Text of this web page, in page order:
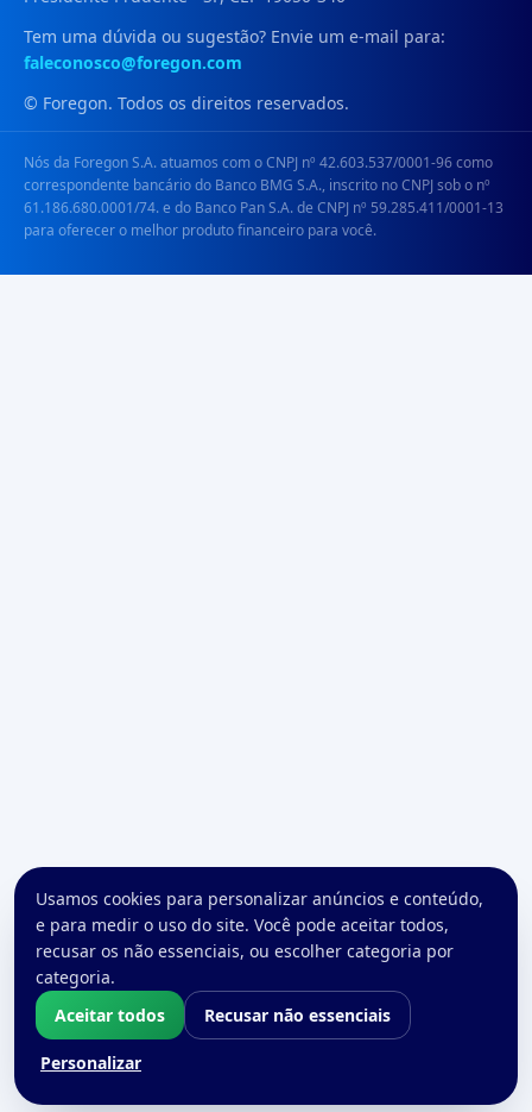
Tem uma dúvida ou sugestão? Envie um e-mail para:
faleconosco@foregon.com
© Foregon. Todos os direitos reservados.
Nós da Foregon S.A. atuamos com o CNPJ nº 42.603.537/0001-96 como
correspondente bancário do Banco BMG S.A., inscrito no CNPJ sob o nº
61.186.680.0001/74. e do Banco Pan S.A. de CNPJ nº 59.285.411/0001-13
para oferecer o melhor produto financeiro para você.
Usamos cookies para personalizar anúncios e conteúdo,
e para medir o uso do site. Você pode aceitar todos,
recusar os não essenciais, ou escolher categoria por
categoria.
Aceitar todos
Recusar não essenciais
Personalizar